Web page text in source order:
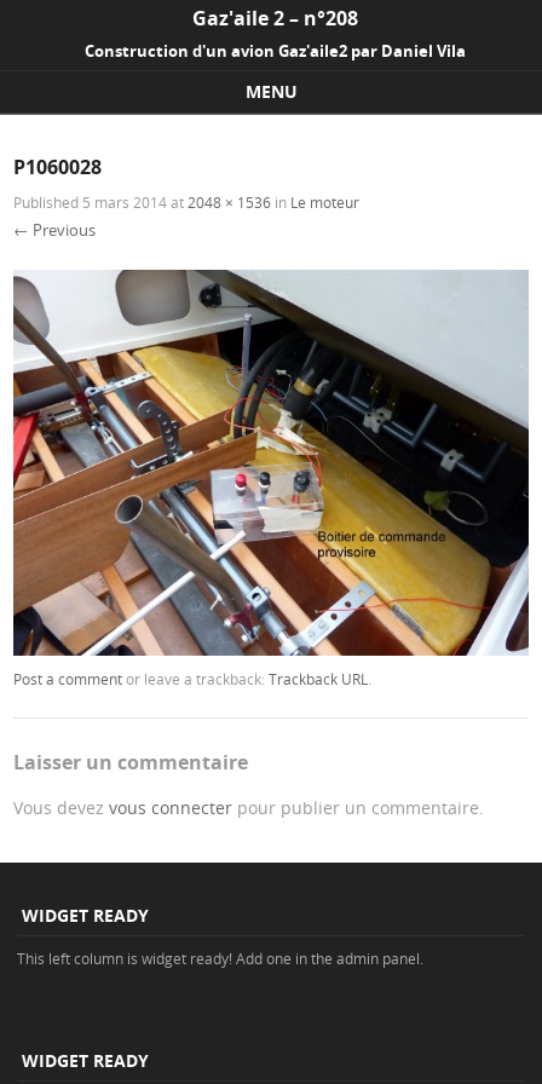
Gaz'aile 2 – n°208
Construction d'un avion Gaz'aile2 par Daniel Vila
MENU
P1060028
Published 5 mars 2014at 2048 × 1536 in Le moteur
← Previous
Post a commentor leave a trackback:Trackback URL
Laisser un commentaire
Vous devezvous connecter pour publier un commentaire.
WIDGET READY
This left column is widget ready! Add one in the admin panel.
WIDGET READY